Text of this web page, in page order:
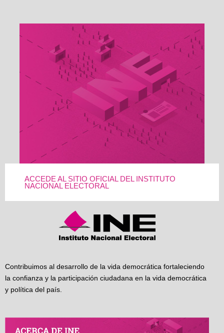
ACCEDE AL SITIO OFICIAL DEL INSTITUTO
NACIONAL ELECTORAL
Contribuimos al desarrollo de la vida democrática fortaleciendo
la confianza y la participación ciudadana en la vida democrática
y política del país.